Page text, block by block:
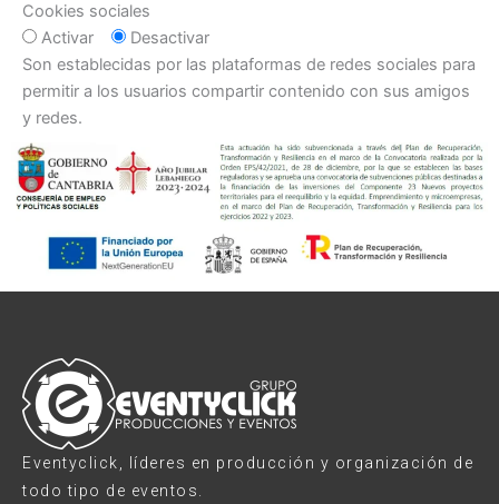
Cookies sociales
Activar
Desactivar
Son establecidas por las plataformas de redes sociales para
permitir a los usuarios compartir contenido con sus amigos
y redes.
Eventyclick, líderes en producción y organización de
todo tipo de eventos.